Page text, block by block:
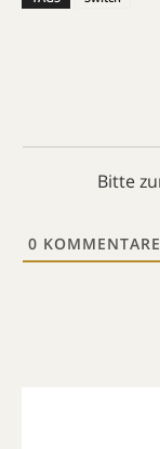
Bitte
0 KOMMENTARE